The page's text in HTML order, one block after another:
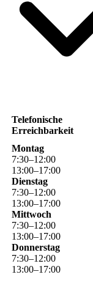
Telefonische
Erreichbarkeit
Montag
7:30–12:00
13:00–17:00
Dienstag
7:30–12:00
13:00–17:00
Mittwoch
7:30–12:00
13:00–17:00
Donnerstag
7:30–12:00
13:00–17:00